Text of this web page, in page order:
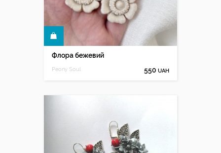
Флора бежевий
Peony Soul 550 UAH